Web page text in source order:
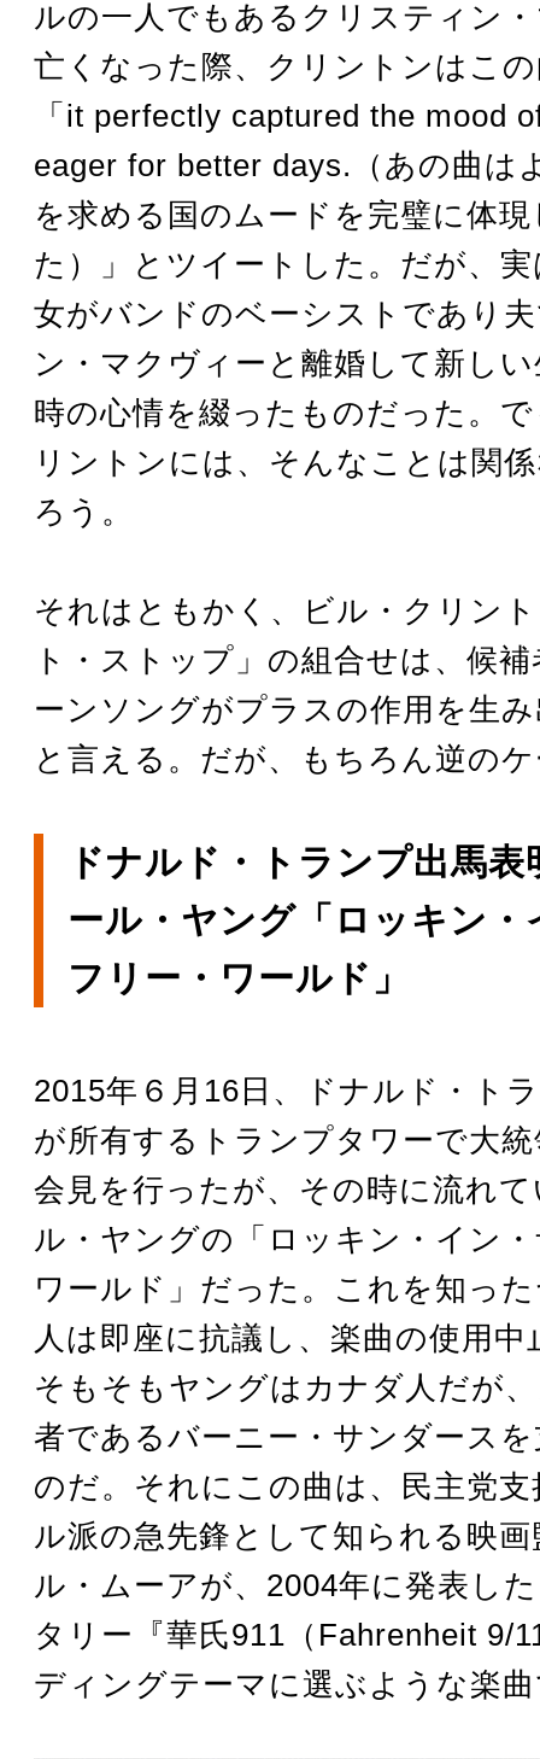
ルの一人でもあるクリスティン
亡くなった際、クリントンはこ
「it perfectly captured the mood
eager for better days.（あの曲は
を求める国のムードを完璧に体
た）」とツイートした。だが、
女がバンドのベーシストであり
ン・マクヴィーと離婚して新し
時の心情を綴ったものだった。
リントンには、そんなことは関
ろう。
それはともかく、ビル・クリン
ト・ストップ」の組合せは、候
ーンソングがプラスの作用を生
と言える。だが、もちろん逆の
ドナルド・トランプ出馬表
ール・ヤング「ロッキン・
フリー・ワールド」
2015年６月16日、ドナルド・ト
が所有するトランプタワーで大
会見を行ったが、その時に流れ
ル・ヤングの「ロッキン・イン
ワールド」だった。これを知っ
人は即座に抗議し、楽曲の使用
そもそもヤングはカナダ人だが
者であるバーニー・サンダース
のだ。それにこの曲は、民主党
ル派の急先鋒として知られる映
ル・ムーアが、2004年に発表し
タリー『華氏911（Fahrenheit 9/
ディングテーマに選ぶような楽